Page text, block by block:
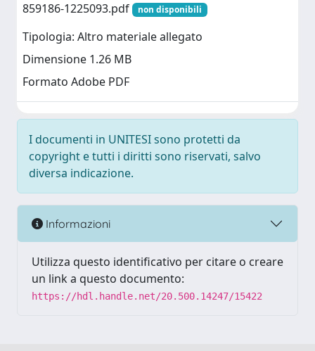
859186-1225093.pdf
non disponibili
Tipologia: Altro materiale allegato
Dimensione 1.26 MB
Formato Adobe PDF
I documenti in UNITESI sono protetti da
copyright e tutti i diritti sono riservati, salvo
diversa indicazione.
Informazioni
Utilizza questo identificativo per citare o creare
un link a questo documento:
https://hdl.handle.net/20.500.14247/15422